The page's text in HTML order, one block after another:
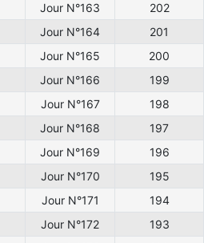
Jour N°163
202
Jour N°164
201
Jour N°165
200
Jour N°166
199
Jour N°167
198
Jour N°168
197
Jour N°169
196
Jour N°170
195
Jour N°171
194
Jour N°172
193